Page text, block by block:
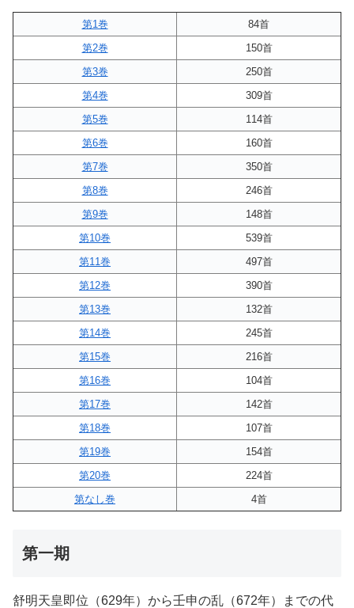
第1巻
84首
第2巻
150首
第3巻
250首
第4巻
309首
第5巻
114首
第6巻
160首
第7巻
350首
第8巻
246首
第9巻
148首
第10巻
539首
第11巻
497首
第12巻
390首
第13巻
132首
第14巻
245首
第15巻
216首
第16巻
104首
第17巻
142首
第18巻
107首
第19巻
154首
第20巻
224首
第なし巻
4首
第一期
舒明天皇即位（629年）から壬申の乱（672年）までの代